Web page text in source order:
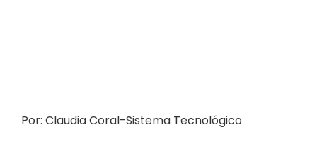
Por: Claudia Coral-Sistema Tecnológico